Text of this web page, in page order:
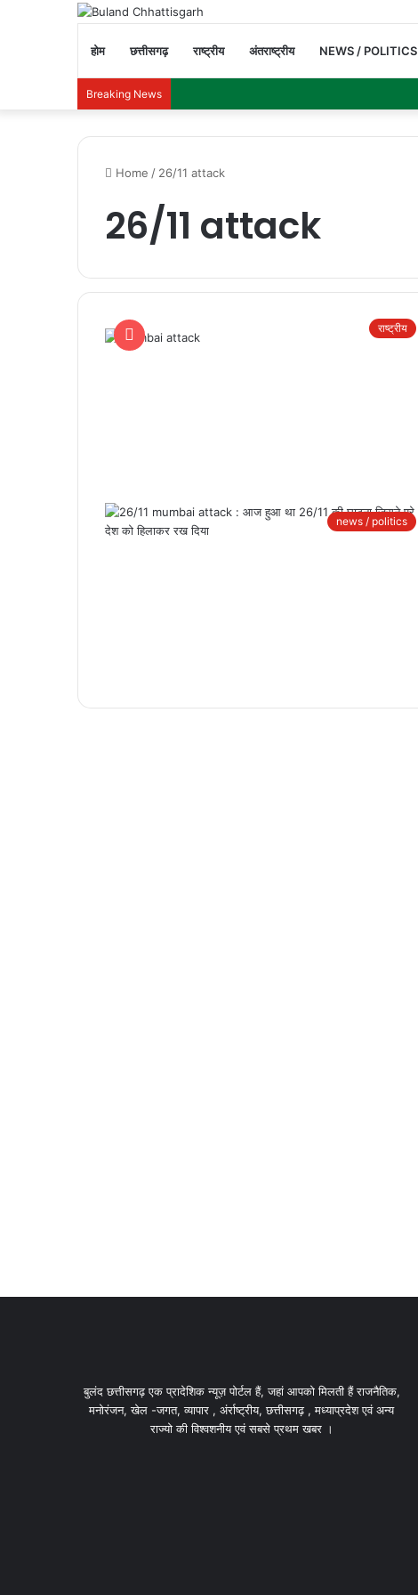
होम छत्तीसगढ़ राष्ट्रीय अंतराष्ट्रीय NEWS / POLITICS
Breaking News
Home / 26/11 attack
26/11 attack
राष्ट्रीय
news / politics
बुलंद छत्तीसगढ़ एक प्रादेशिक न्यूज़ पोर्टल हैं, जहां आपको मिलती हैं राजनैतिक,
मनोरंजन, खेल -जगत, व्यापार , अंर्राष्ट्रीय, छत्तीसगढ़ , मध्याप्रदेश एवं अन्य
राज्यो की विश्वशनीय एवं सबसे प्रथम खबर ।